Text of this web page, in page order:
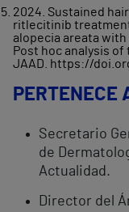
2024. Sustained
ritlecitinib
alopecia areata
Post hoc analysis of
JAAD. https://
PERTENECE
Secretario
de
Actualidad.
Director del